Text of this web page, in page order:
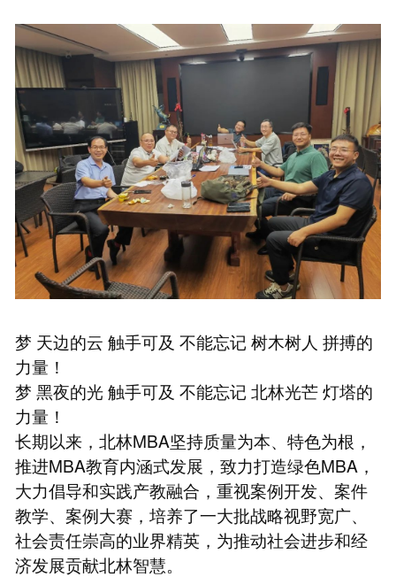
梦 天边的云 触手可及 不能忘记 树木树人 拼搏的
力量！
梦 黑夜的光 触手可及 不能忘记 北林光芒 灯塔的
力量！
长期以来，北林MBA坚持质量为本、特色为根，
推进MBA教育内涵式发展，致力打造绿色MBA，
大力倡导和实践产教融合，重视案例开发、案件
教学、案例大赛，培养了一大批战略视野宽广、
社会责任崇高的业界精英，为推动社会进步和经
济发展贡献北林智慧。